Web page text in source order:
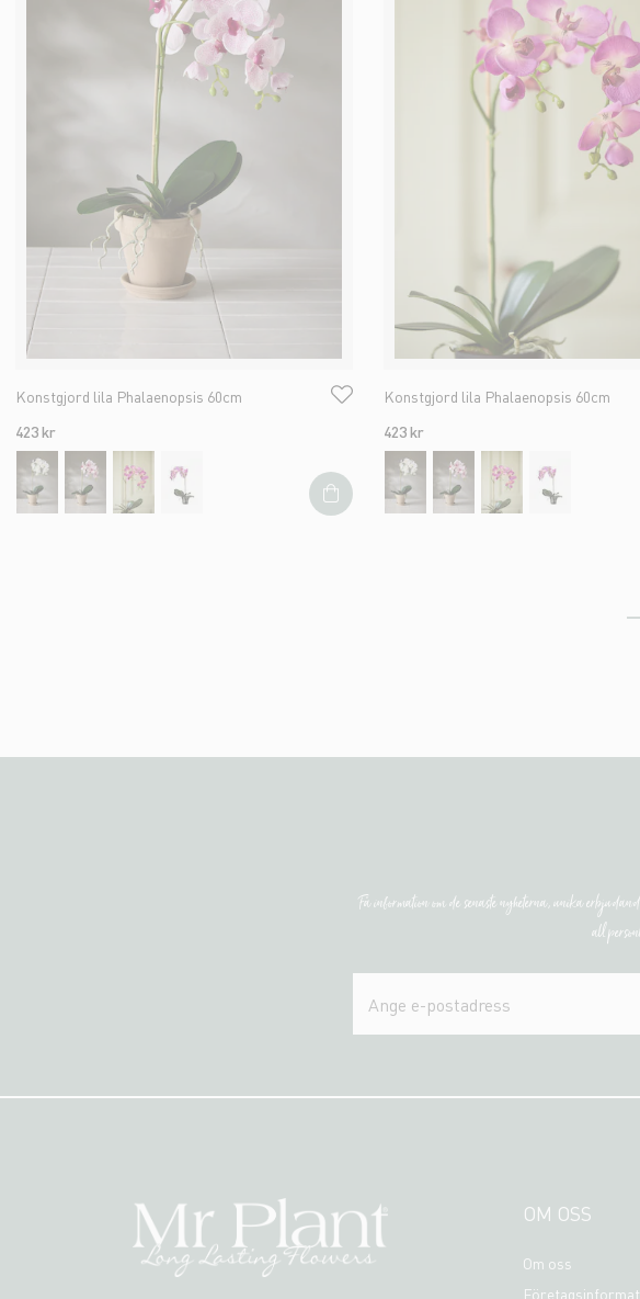
Konstgjord lila Phalaenopsis 60cm
423 kr
Konstgjord lila Phalaenopsis 60cm
423 kr
Få information om de senaste nyheterna, unika
all
OM OSS
Om oss